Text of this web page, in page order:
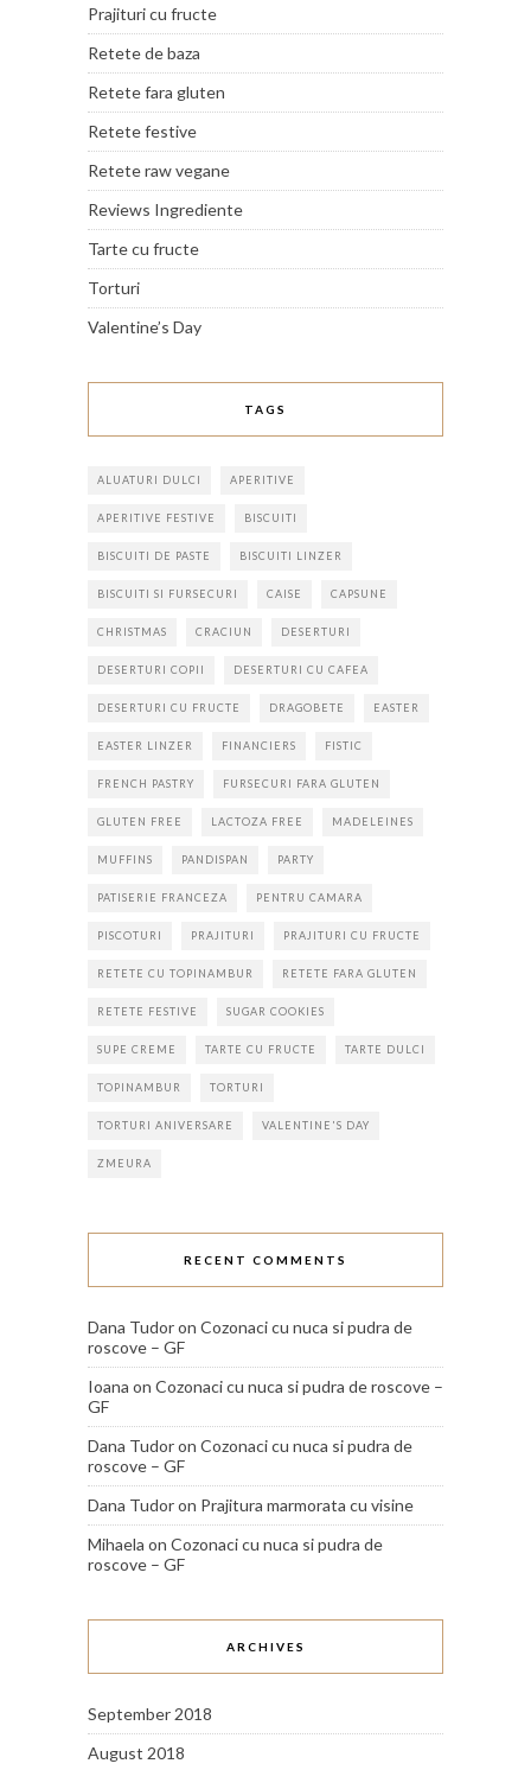
Prajituri cu fructe
Retete de baza
Retete fara gluten
Retete festive
Retete raw vegane
Reviews Ingrediente
Tarte cu fructe
Torturi
Valentine’s Day
TAGS
ALUATURI DULCI APERITIVE
APERITIVE FESTIVE BISCUITI
BISCUITI DE PASTE BISCUITI LINZER
BISCUITI SI FURSECURI CAISE CAPSUNE
CHRISTMAS CRACIUN DESERTURI
DESERTURI COPII DESERTURI CU CAFEA
DESERTURI CU FRUCTE DRAGOBETE EASTER
EASTER LINZER FINANCIERS FISTIC
FRENCH PASTRY FURSECURI FARA GLUTEN
GLUTEN FREE LACTOZA FREE MADELEINES
MUFFINS PANDISPAN PARTY
PATISERIE FRANCEZA PENTRU CAMARA
PISCOTURI PRAJITURI PRAJITURI CU FRUCTE
RETETE CU TOPINAMBUR RETETE FARA GLUTEN
RETETE FESTIVE SUGAR COOKIES
SUPE CREME TARTE CU FRUCTE TARTE DULCI
TOPINAMBUR TORTURI
TORTURI ANIVERSARE VALENTINE'S DAY
ZMEURA
RECENT COMMENTS
Dana Tudoron Cozonaci cu nuca si pudra de
roscove – GF
Ioana on Cozonaci cu nuca si pudra de roscove –
GF
Dana Tudoron Cozonaci cu nuca si pudra de
roscove – GF
Dana Tudoron Prajitura marmorata cu visine
Mihaela on Cozonaci cu nuca si pudra de
roscove – GF
ARCHIVES
September 2018
August 2018